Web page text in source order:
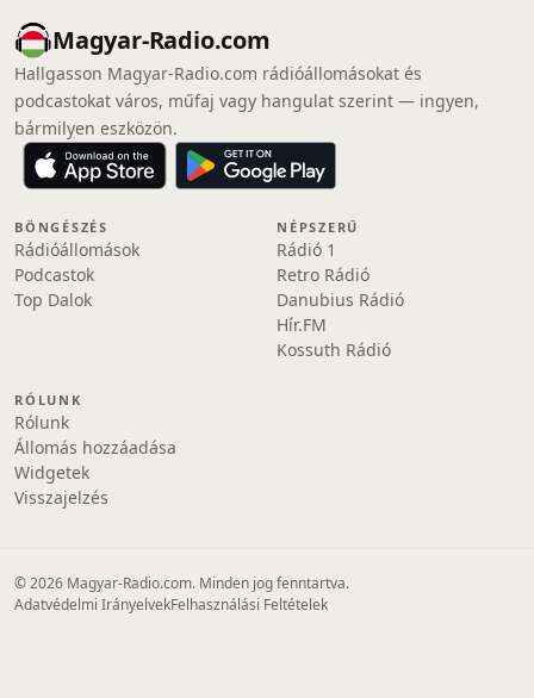
Magyar-Radio.com
Hallgasson Magyar-Radio.com rádióállomásokat és
podcastokat város, műfaj vagy hangulat szerint — ingyen,
bármilyen eszközön.
BÖNGÉSZÉS
Rádióállomások
Podcastok
Top Dalok
NÉPSZERŰ
Rádió 1
Retro Rádió
Danubius Rádió
Hír.FM
Kossuth Rádió
RÓLUNK
Rólunk
Állomás hozzáadása
Widgetek
Visszajelzés
© 2026 Magyar-Radio.com. Minden jog fenntartva.
Adatvédelmi IrányelvekFelhasználási Feltételek